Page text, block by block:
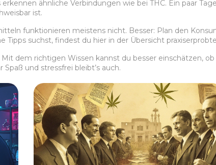
ähnliche Verbindungen wie bei THC. Ein paar
ist.
funktionieren meistens nicht. Besser: Plan den
Tipps suchst, findest du hier in der Übersicht
dem richtigen Wissen kannst du besser einschätzen,
und stressfrei bleibt’s auch.